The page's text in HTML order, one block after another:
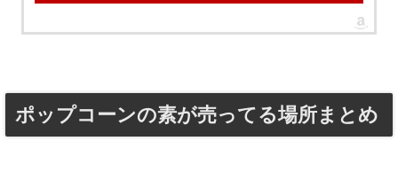
ポップコーンの素が売ってる場所まとめ